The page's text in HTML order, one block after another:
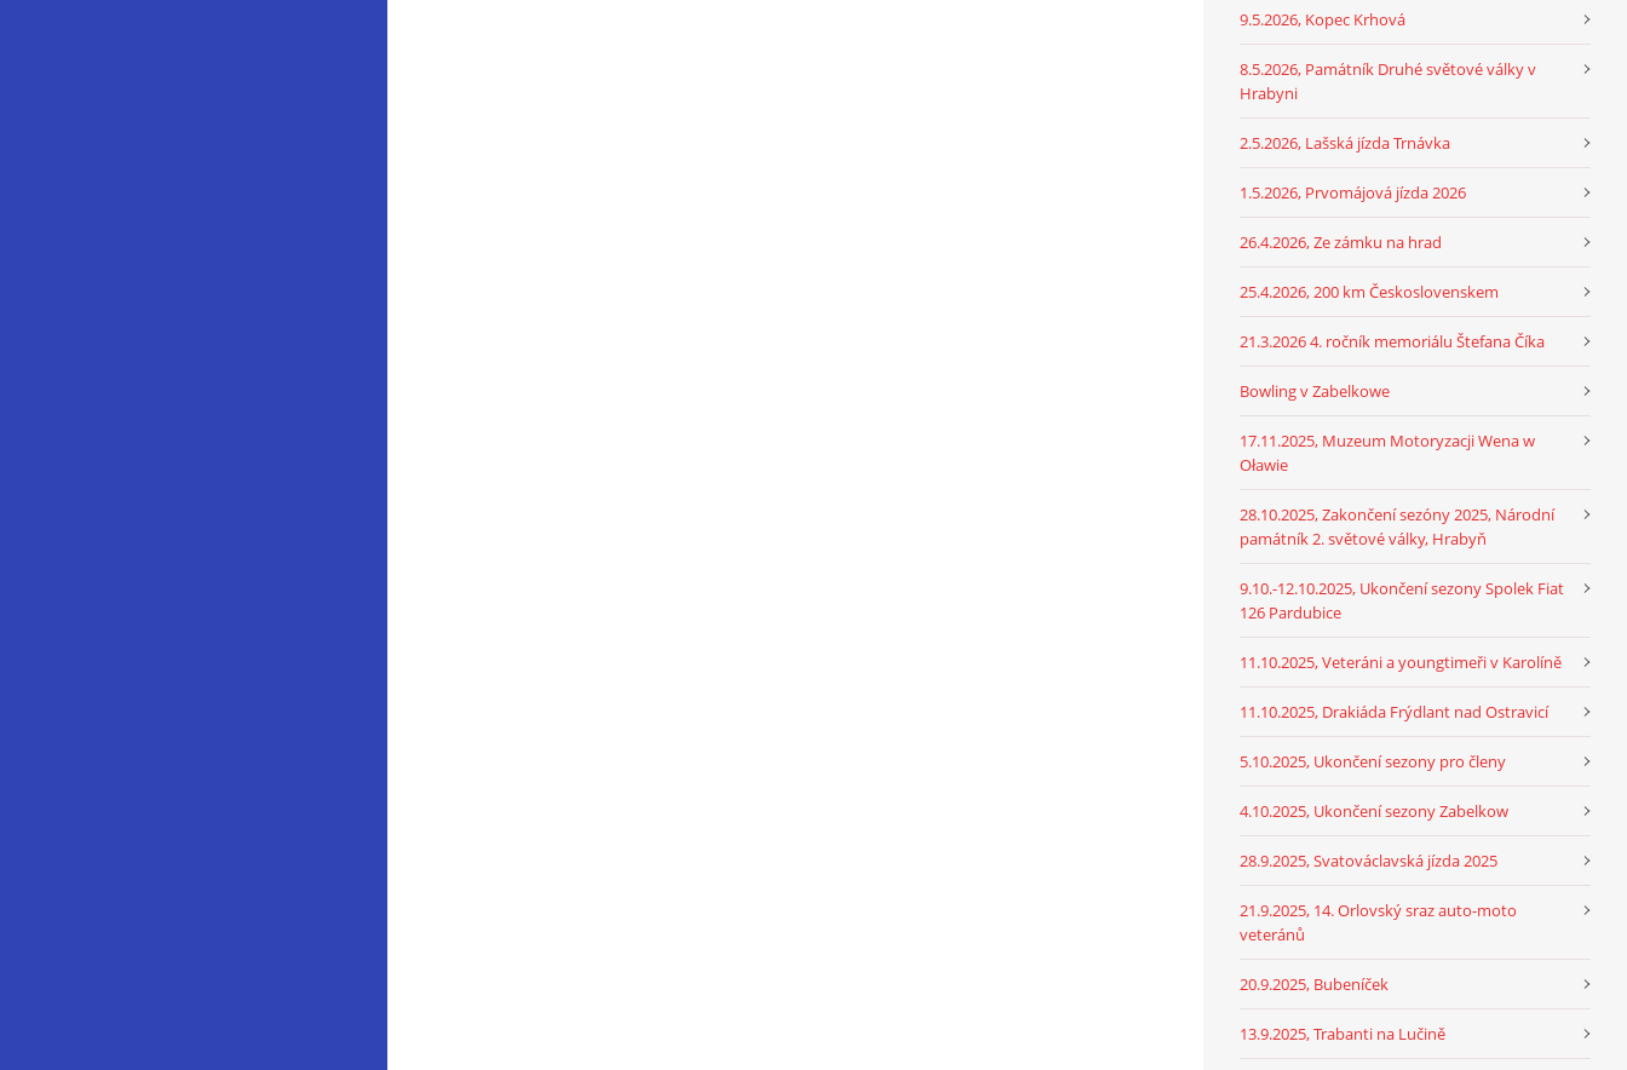
9.5.2026, Kopec Krhová
8.5.2026, Památník Druhé světové války v
Hrabyni
2.5.2026, Lašská jízda Trnávka
1.5.2026, Prvomájová jízda 2026
26.4.2026, Ze zámku na hrad
25.4.2026, 200 km Československem
21.3.2026 4. ročník memoriálu Štefana Číka
Bowling v Zabelkowe
17.11.2025, Muzeum Motoryzacji Wena w
Oławie
28.10.2025, Zakončení sezóny 2025, Národní
památník 2. světové války, Hrabyň
9.10.-12.10.2025, Ukončení sezony Spolek Fiat
126 Pardubice
11.10.2025, Veteráni a youngtimeři v Karolíně
11.10.2025, Drakiáda Frýdlant nad Ostravicí
5.10.2025, Ukončení sezony pro členy
4.10.2025, Ukončení sezony Zabelkow
28.9.2025, Svatováclavská jízda 2025
21.9.2025, 14. Orlovský sraz auto-moto
veteránů
20.9.2025, Bubeníček
13.9.2025, Trabanti na Lučině